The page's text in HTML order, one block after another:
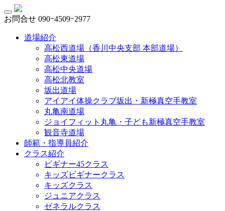
お問合せ 090ｰ4509ｰ2977
道場紹介
高松西道場（香川中央支部 本部道場）
高松東道場
高松中央道場
高松北教室
坂出道場
アイアイ体操クラブ坂出・新極真空手教室
丸亀南道場
ジョイフィット丸亀・子ども新極真空手教室
観音寺道場
師範・指導員紹介
クラス紹介
ビギナー45クラス
キッズビギナークラス
キッズクラス
ジュニアクラス
ゼネラルクラス